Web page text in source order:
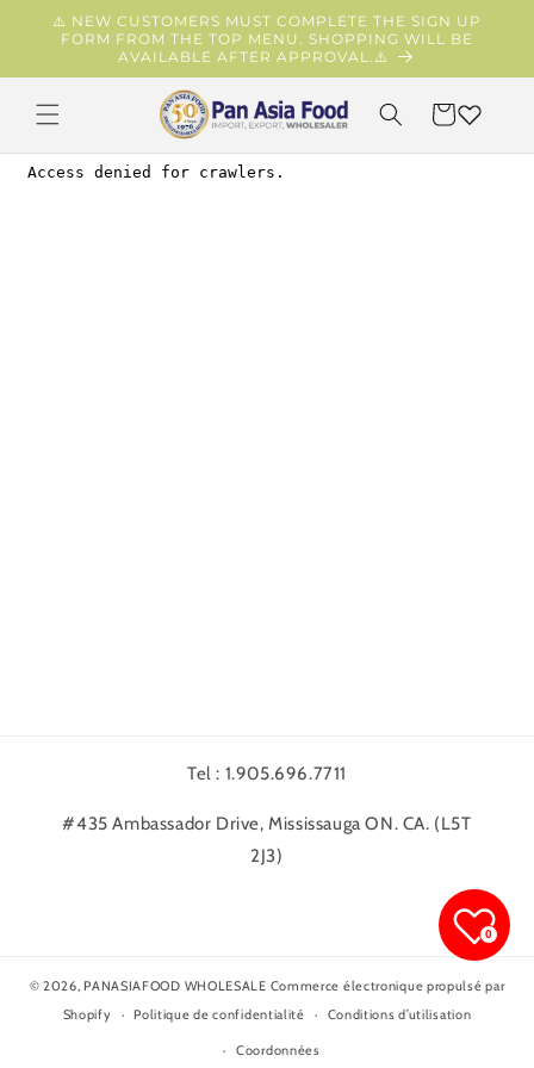
passer
⚠️ NEW CUSTOMERS MUST COMPLETE THE SIGN UP
FORM FROM THE TOP MENU. SHOPPING WILL BE
AVAILABLE AFTER APPROVAL.⚠️
Panier
Tel : 1.905.696.7711
#435 Ambassador Drive, Mississauga ON. CA. (L5T
2J3)
© 2026, PANASIAFOOD WHOLESALE Commerce électronique propulsé par
Shopify
Politique de confidentialité Conditions d’utilisation
Coordonnées
0